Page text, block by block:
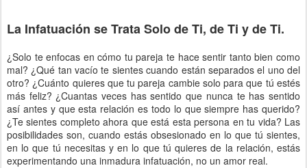
La Infatuación se Trata Solo de Ti, de Ti y de Ti.
¿Solo te enfocas en cómo tu pareja te hace sentir tanto bien como
mal? ¿Qué tan vacío te sientes cuando están separados el uno del
otro? ¿Cuánto quieres que tu pareja cambie solo para que tú estés
más feliz? ¿Cuantas veces has sentido que nunca te has sentido
así antes y que esta relación es todo lo que siempre has querido?
¿Te sientes completo ahora que está esta persona en tu vida? Las
posibilidades son, cuando estás obsesionado en lo que tú sientes,
en lo que tú necesitas y en lo que tú quieres de la relación, estás
experimentando una inmadura infatuación, no un amor real.